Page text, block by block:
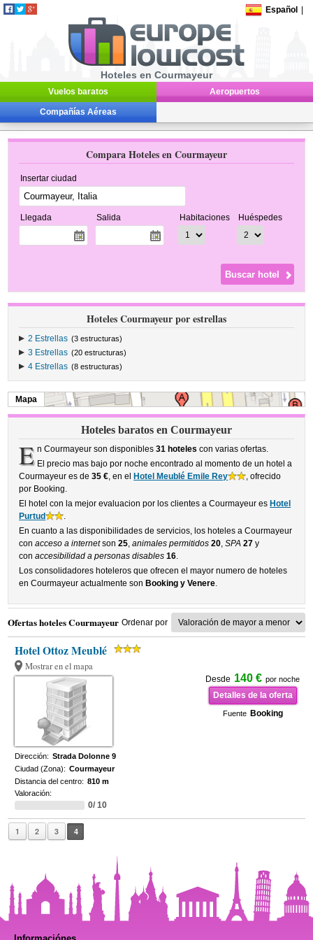
Español
Hoteles en Courmayeur
Vuelos baratos Aeropuertos
Compañías Aéreas
Compara Hoteles en Courmayeur
Insertar ciudad
Llegada Salida Habitaciones Huéspedes
Hoteles Courmayeur por estrellas
2 Estrellas (3 estructuras)
3 Estrellas (20 estructuras)
4 Estrellas (8 estructuras)
Mapa
Hoteles baratos en Courmayeur
E n Courmayeur son disponibles 31 hoteles con varias ofertas.
El precio mas bajo por noche encontrado al momento de un hotel a
Courmayeur es de35 €, en el Hotel Meublé Emile Rey
, ofrecido
por Booking.
El hotel con la mejor evaluacion por los clientes a Courmayeur es Hotel
Purtud
.
En cuanto a las disponibilidades de servicios, los hoteles a Courmayeur
conacceso a internetson25,animales permitidos 20,SPA 27 y
conaccesibilidad a personas disables 16.
Los consolidadores hoteleros que ofrecen el mayor numero de hoteles
en Courmayeur actualmente son Booking y Venere.
Ofertas hoteles Courmayeur Ordenar por
Hotel Ottoz Meublé
Mostrar en el mapa
Desde 140 € por noche
Detalles de la oferta
Fuente Booking
Dirección: Strada Dolonne 9
Ciudad (Zona): Courmayeur
Distancia del centro: 810 m
Valoración:
0/ 10
1 2 3 4